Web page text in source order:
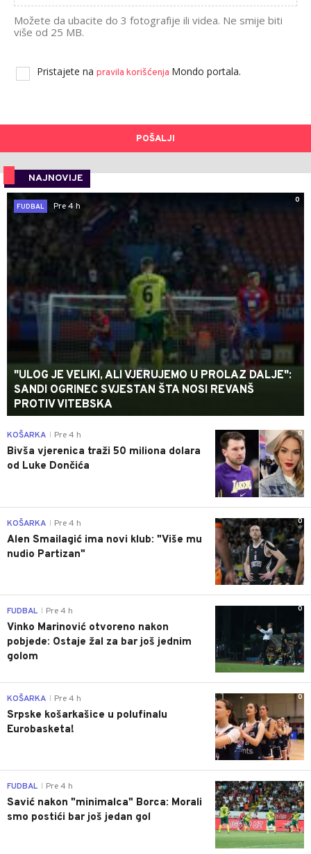
Možete da ubacite do 3 fotografije ili videa. Ne smije biti
više od 25 MB.
Pristajete na pravila korišćenja Mondo portala.
POŠALJI
NAJNOVIJE
0
FUDBAL
Pre 4 h
"ULOG JE VELIKI, ALI VJERUJEMO U PROLAZ DALJE":
SANDI OGRINEC SVJESTAN ŠTA NOSI REVANŠ
PROTIV VITEBSKA
0
KOŠARKA Pre 4 h
Bivša vjerenica traži 50 miliona dolara
od Luke Dončića
0
KOŠARKA Pre 4 h
Alen Smailagić ima novi klub: "Više mu
nudio Partizan"
0
FUDBAL Pre 4 h
Vinko Marinović otvoreno nakon
pobjede: Ostaje žal za bar još jednim
golom
0
KOŠARKA Pre 4 h
Srpske košarkašice u polufinalu
Eurobasketa!
0
FUDBAL Pre 4 h
Savić nakon "minimalca" Borca: Morali
smo postići bar još jedan gol